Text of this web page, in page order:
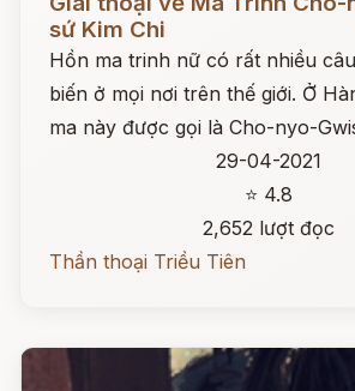
sứ Kim Chi
Hồn ma trinh nữ có rất nhiều
biến ở mọi nơi trên thế giới. Ở
ma này được gọi là Cho-nyo-
29-04-2021
⭐ 4.8
2,652 lượt đọc
Thần thoại Triều Tiên